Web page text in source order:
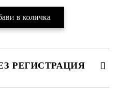
РЕГИСТРАЦИЯ